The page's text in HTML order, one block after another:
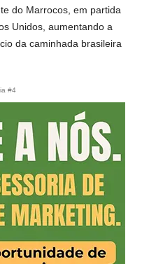
do Marrocos, em partida
Unidos, aumentando a
da caminhada brasileira
#4